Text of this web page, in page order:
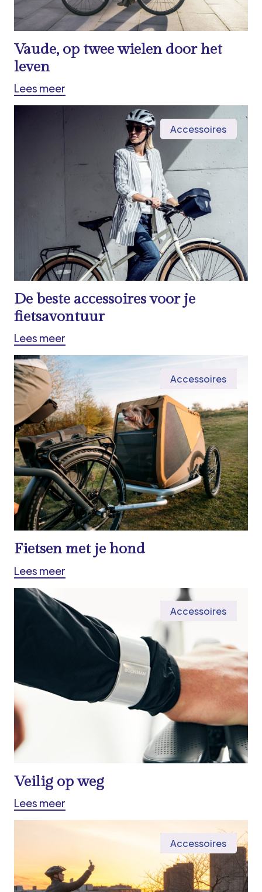
Vaude, op twee wielen door het
leven
Lees meer
Accessoires
De beste accessoires voor je
fietsavontuur
Lees meer
Accessoires
Fietsen met je hond
Lees meer
Accessoires
Veilig op weg
Lees meer
Accessoires